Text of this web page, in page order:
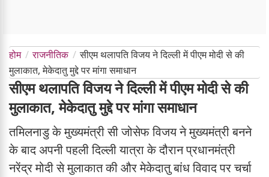
होम राजनीतिक
सीएम थलापति विजय ने दिल्ली में पीएम मोदी से की
मुलाकात, मेकेदातु मुद्दे पर मांगा समाधान
सीएम थलापति विजय ने दिल्ली में पीएम मोदी से की
मुलाकात, मेकेदातु मुद्दे पर मांगा समाधान
तमिलनाडु के मुख्यमंत्री सी जोसेफ विजय ने मुख्यमंत्री बनने
के बाद अपनी पहली दिल्ली यात्रा के दौरान प्रधानमंत्री
नरेंद्र मोदी से मुलाकात की और मेकेदातु बांध विवाद पर चर्चा